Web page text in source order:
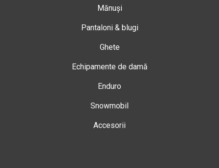
Mănuși
Pantaloni & blugi
Ghete
Echipamente de damă
Enduro
Snowmobil
Accesorii